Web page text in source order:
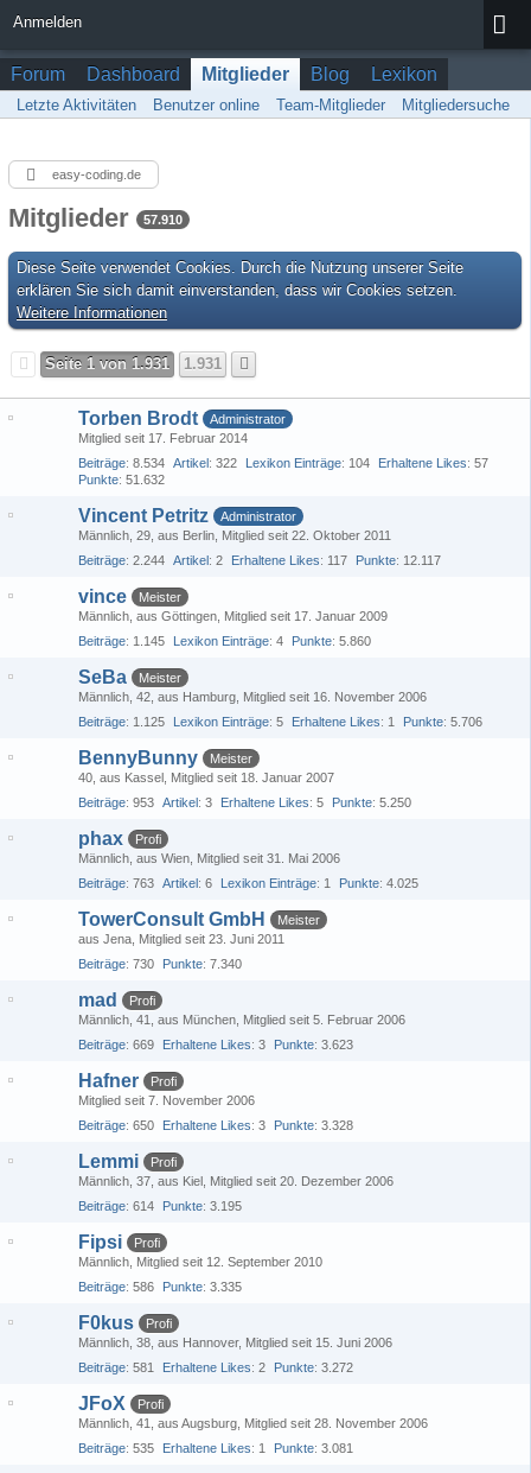
Anmelden
Forum Dashboard Mitglieder Blog Lexikon
Letzte Aktivitäten Benutzer online Team-Mitglieder Mitgliedersuche
easy-coding.de
Mitglieder 57.910
Diese Seite verwendet Cookies. Durch die Nutzung unserer Seite
erklären Sie sich damit einverstanden, dass wir Cookies setzen.
Weitere Informationen
Seite 1 von 1.931 1.931
Torben Brodt
Administrator
Mitglied seit 17. Februar 2014
Beiträge 8.534 Artikel 322 Lexikon Einträge 104 Erhaltene Likes 57
Punkte 51.632
Vincent Petritz
Administrator
Männlich 29 aus Berlin Mitglied seit 22. Oktober 2011
Beiträge 2.244 Artikel 2 Erhaltene Likes 117 Punkte 12.117
vince
Meister
Männlich aus Göttingen Mitglied seit 17. Januar 2009
Beiträge 1.145 Lexikon Einträge 4 Punkte 5.860
SeBa
Meister
Männlich 42 aus Hamburg Mitglied seit 16. November 2006
Beiträge 1.125 Lexikon Einträge 5 Erhaltene Likes 1 Punkte 5.706
BennyBunny
Meister
40 aus Kassel Mitglied seit 18. Januar 2007
Beiträge 953 Artikel 3 Erhaltene Likes 5 Punkte 5.250
phax
Profi
Männlich aus Wien Mitglied seit 31. Mai 2006
Beiträge 763 Artikel 6 Lexikon Einträge 1 Punkte 4.025
TowerConsult GmbH
Meister
aus Jena Mitglied seit 23. Juni 2011
Beiträge 730 Punkte 7.340
mad
Profi
Männlich 41 aus München Mitglied seit 5. Februar 2006
Beiträge 669 Erhaltene Likes 3 Punkte 3.623
Hafner
Profi
Mitglied seit 7. November 2006
Beiträge 650 Erhaltene Likes 3 Punkte 3.328
Lemmi
Profi
Männlich 37 aus Kiel Mitglied seit 20. Dezember 2006
Beiträge 614 Punkte 3.195
Fipsi
Profi
Männlich Mitglied seit 12. September 2010
Beiträge 586 Punkte 3.335
F0kus
Profi
Männlich 38 aus Hannover Mitglied seit 15. Juni 2006
Beiträge 581 Erhaltene Likes 2 Punkte 3.272
JFoX
Profi
Männlich 41 aus Augsburg Mitglied seit 28. November 2006
Beiträge 535 Erhaltene Likes 1 Punkte 3.081